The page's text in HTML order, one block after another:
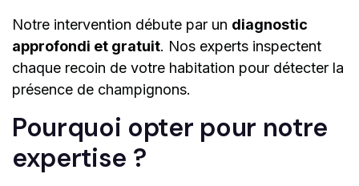
Notre intervention débute par un diagnostic
approfondi et gratuit. Nos experts inspectent
chaque recoin de votre habitation pour détecter la
présence de champignons.
Pourquoi opter pour notre
expertise ?